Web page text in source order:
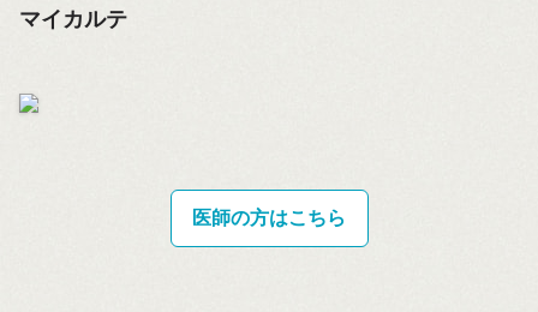
マイカルテ
医師の方はこちら